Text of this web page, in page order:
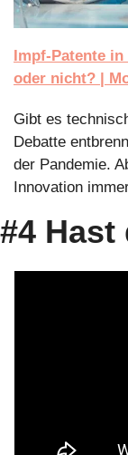
Impf-Patente
oder nicht? |
Gibt es
Debatte
der Pandemie.
Innovation
#4 Hast